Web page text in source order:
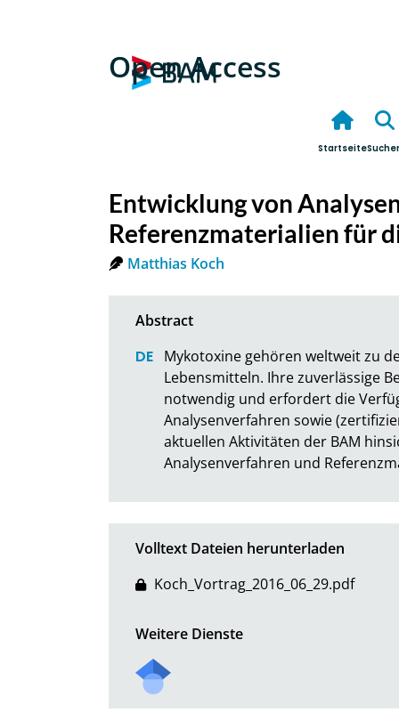
Open Access
Startseite
Entwicklung von
Referenzmaterialien für
Matthias Koch
Mykotoxine gehören weltweit zu
Lebensmitteln. Ihre zuverlässige
notwendig und erfordert die
Analysenverfahren sowie
aktuellen Aktivitäten der BAM
Analysenverfahren und
Volltext Dateien herunterladen
Koch_Vortrag_2016_06_29.pdf
Weitere Dienste